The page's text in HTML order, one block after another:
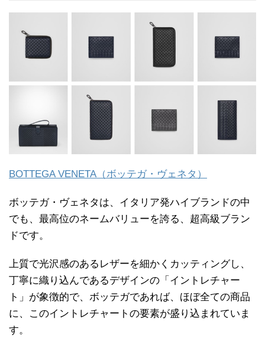
BOTTEGA VENETA（ボッテガ・ヴェネタ）
ボッテガ・ヴェネタは、イタリア発ハイブランドの中
でも、最高位のネームバリューを誇る、超高級ブラン
ドです。
上質で光沢感のあるレザーを細かくカッティングし、
丁寧に織り込んであるデザインの「イントレチャー
ト」が象徴的で、ボッテガであれば、ほぼ全ての商品
に、このイントレチャートの要素が盛り込まれていま
す。